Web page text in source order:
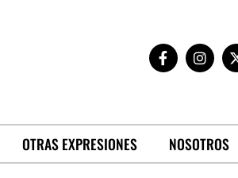
OTRAS EXPRESIONES NOSOTROS